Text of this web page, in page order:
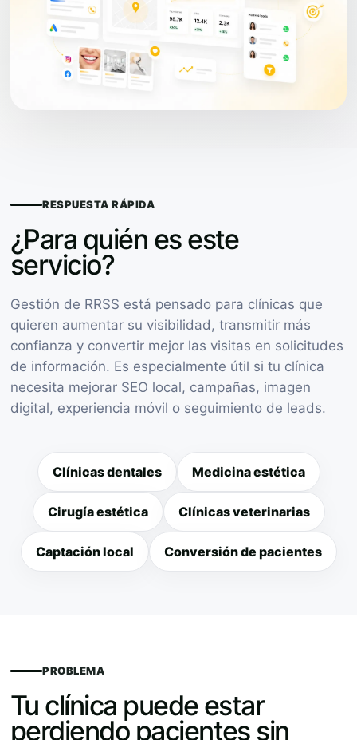
RESPUESTA RÁPIDA
¿Para quién es este
servicio?
Gestión de RRSS está pensado para clínicas que
quieren aumentar su visibilidad, transmitir más
confianza y convertir mejor las visitas en solicitudes
de información. Es especialmente útil si tu clínica
necesita mejorar SEO local, campañas, imagen
digital, experiencia móvil o seguimiento de leads.
Clínicas dentales Medicina estética
Cirugía estética Clínicas veterinarias
Captación local Conversión de pacientes
PROBLEMA
Tu clínica puede estar
perdiendo pacientes sin